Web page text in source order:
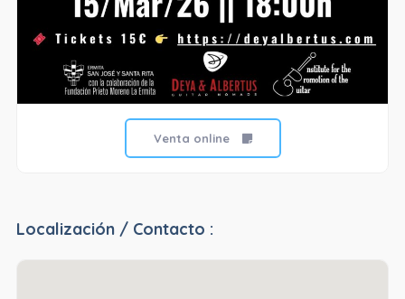
Venta online
Localización / Contacto :